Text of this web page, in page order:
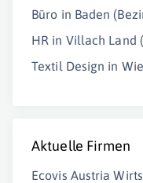
Büro in Baden
HR in Villach Land
Textil Design in
Aktuelle Firmen
Ecovis Austria